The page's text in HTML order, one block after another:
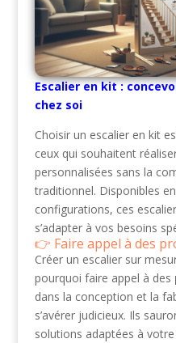
Escalier en kit :
chez soi
Choisir un escalier en kit
ceux qui souhaitent
personnalisées sans la
traditionnel. Disponibles
configurations, ces
s’adapter à vos besoins
Faire appel à des
Créer un escalier sur
pourquoi faire appel à des
dans la conception et la
s’avérer judicieux. Ils
solutions adaptées à